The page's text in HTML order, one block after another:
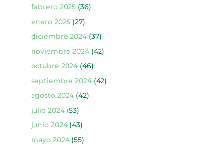
febrero 2025(36)
enero 2025(27)
diciembre 2024(37)
noviembre 2024(42)
octubre 2024(46)
septiembre 2024(42)
agosto 2024(42)
julio 2024(53)
junio 2024(43)
mayo 2024(55)